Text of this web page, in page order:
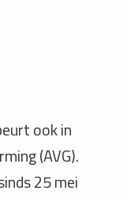
ook in
(AVG).
25 mei